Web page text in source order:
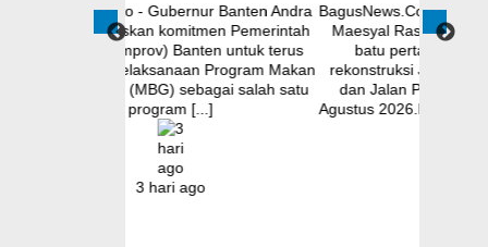
Banten Andra
Pemerintah
BagusNews.Co – Bupati Tangerang Moch.
Maesyal Rasyid, melakukan peletakan
batu pertama (Groundbreaking)
rekonstruksi Jalan Ceplak–Penjamuran
dan Jalan Penjamuran–Kronjo, awal
Agustus 2026.Pada acara tersebut, Bupati